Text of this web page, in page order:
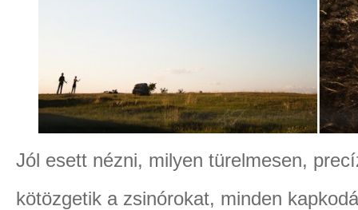
Jól esett nézni, milyen türelmesen,
kötözgetik a zsinórokat, minden